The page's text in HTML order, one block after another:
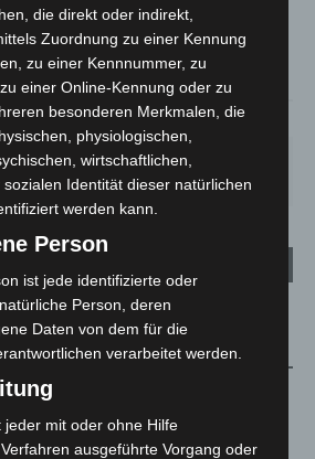
19.1°C 19.5
17.7 °
1.6m/s 100%
SO.
33°
MO.
28° 22°
kehren nach
Spanien zurück
die direkt oder indirekt,
Zuordnung zu einer Kennung
zu einer Kennnummer, zu
einer Online-Kennung oder zu
besonderen Merkmalen, die
physiologischen,
wirtschaftlichen,
Identität dieser natürlichen
werden kann.
Person
ist jede identifizierte oder
Person, deren
Daten von dem für die
verarbeitet werden.
jeder mit oder ohne Hilfe
ausgeführte Vorgang oder